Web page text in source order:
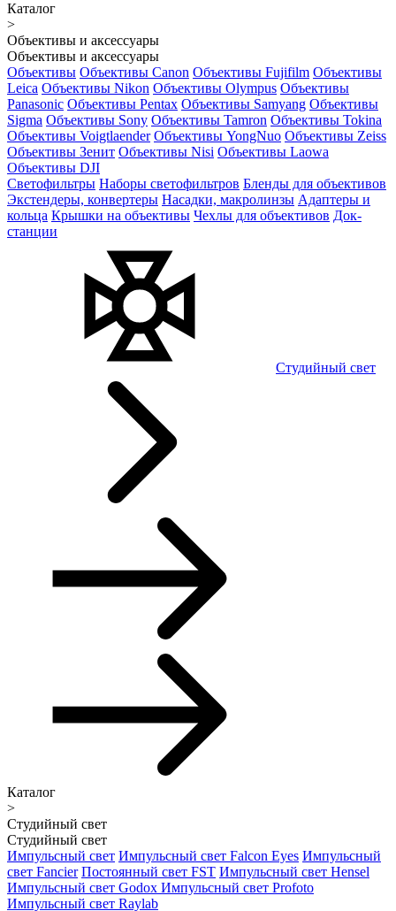
Каталог
>
Объективы и аксессуары
Объективы и аксессуары
Объективы Объективы Canon Объективы Fujifilm Объективы
Leica Объективы Nikon Объективы Olympus Объективы
Panasonic Объективы Pentax Объективы Samyang Объективы
Sigma Объективы Sony Объективы Tamron Объективы Tokina
Объективы Voigtlaender Объективы YongNuo Объективы Zeiss
Объективы Зенит Объективы Nisi Объективы Laowa
Объективы DJI
Светофильтры Наборы светофильтров Бленды для объективов
Экстендеры, конвертеры Насадки, макролинзы Адаптеры и
кольца Крышки на объективы Чехлы для объективов Док-
станции
Студийный свет
Каталог
>
Студийный свет
Студийный свет
Импульсный свет Импульсный свет Falcon Eyes Импульсный
свет Fancier Постоянный свет FST Импульсный свет Hensel
Импульсный свет Godox Импульсный свет Profoto
Импульсный свет Raylab